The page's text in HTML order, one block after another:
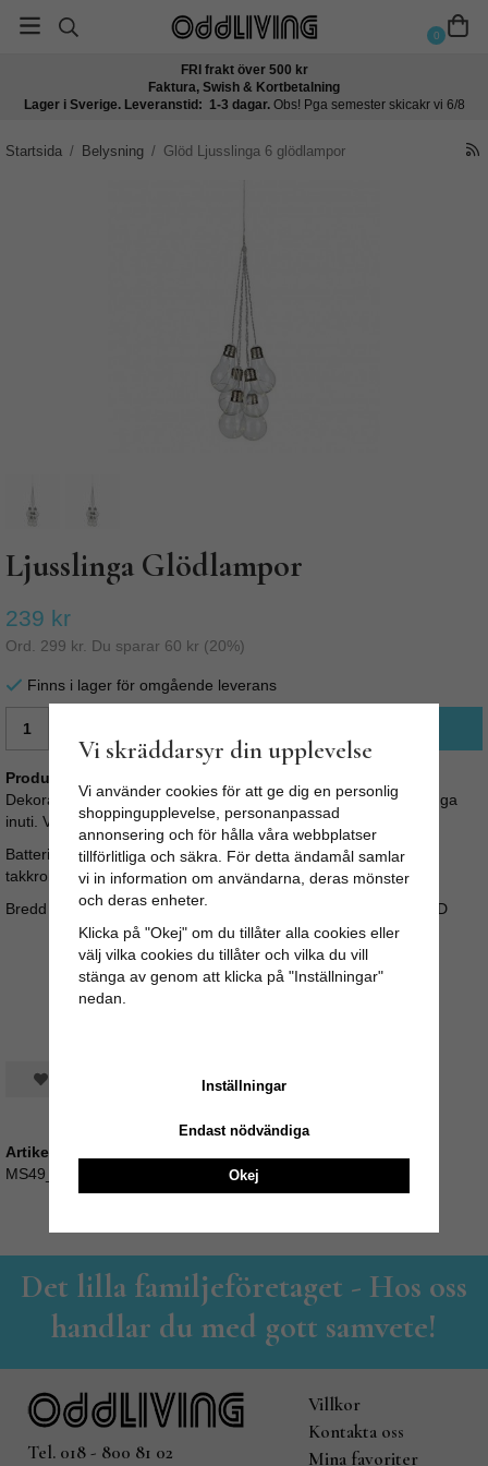
0
FRI frakt över 500 kr
Faktura, Swish & Kortbetalning
Lager i Sverige. Leveranstid: 1-3 dagar. Obs! Pga semester skicakr vi 6/8
Startsida / Belysning / Glöd Ljusslinga 6 glödlampor
Ljusslinga Glödlampor
239 kr
Ord. 299 kr . Du sparar 60 kr (20%)
Finns i lager för omgående leverans
Produktbeskrivning:
Dekorationsslinga 6st klara glasklot/glödlampor med led ljusslinga
inuti. Varmvitt LED-ljus max 0,54W. 390 cm sladdlängd.
Batteridriven 3x1,5V AA (ingår ej). Har timerfunktion. Upphäng
takkrok.
Bredd (cm) 390 Höjd (cm) 10 Effekt (W) 0.54W Sockel Fast LED
Spara som favorit
Artikelnummer:
MS49_703759
Det lilla familjeföretaget - Hos oss
handlar du med gott samvete!
Tel. 018 - 800 81 02
Villkor
Kontakta oss
Mina favoriter
Vi skräddarsyr din upplevelse
Vi använder cookies för att ge dig en personlig
shoppingupplevelse, personanpassad
annonsering och för hålla våra webbplatser
tillförlitliga och säkra. För detta ändamål samlar
vi in information om användarna, deras mönster
och deras enheter.
Klicka på "Okej" om du tillåter alla cookies eller
välj vilka cookies du tillåter och vilka du vill
stänga av genom att klicka på "Inställningar"
nedan.
Inställningar
Endast nödvändiga
Okej